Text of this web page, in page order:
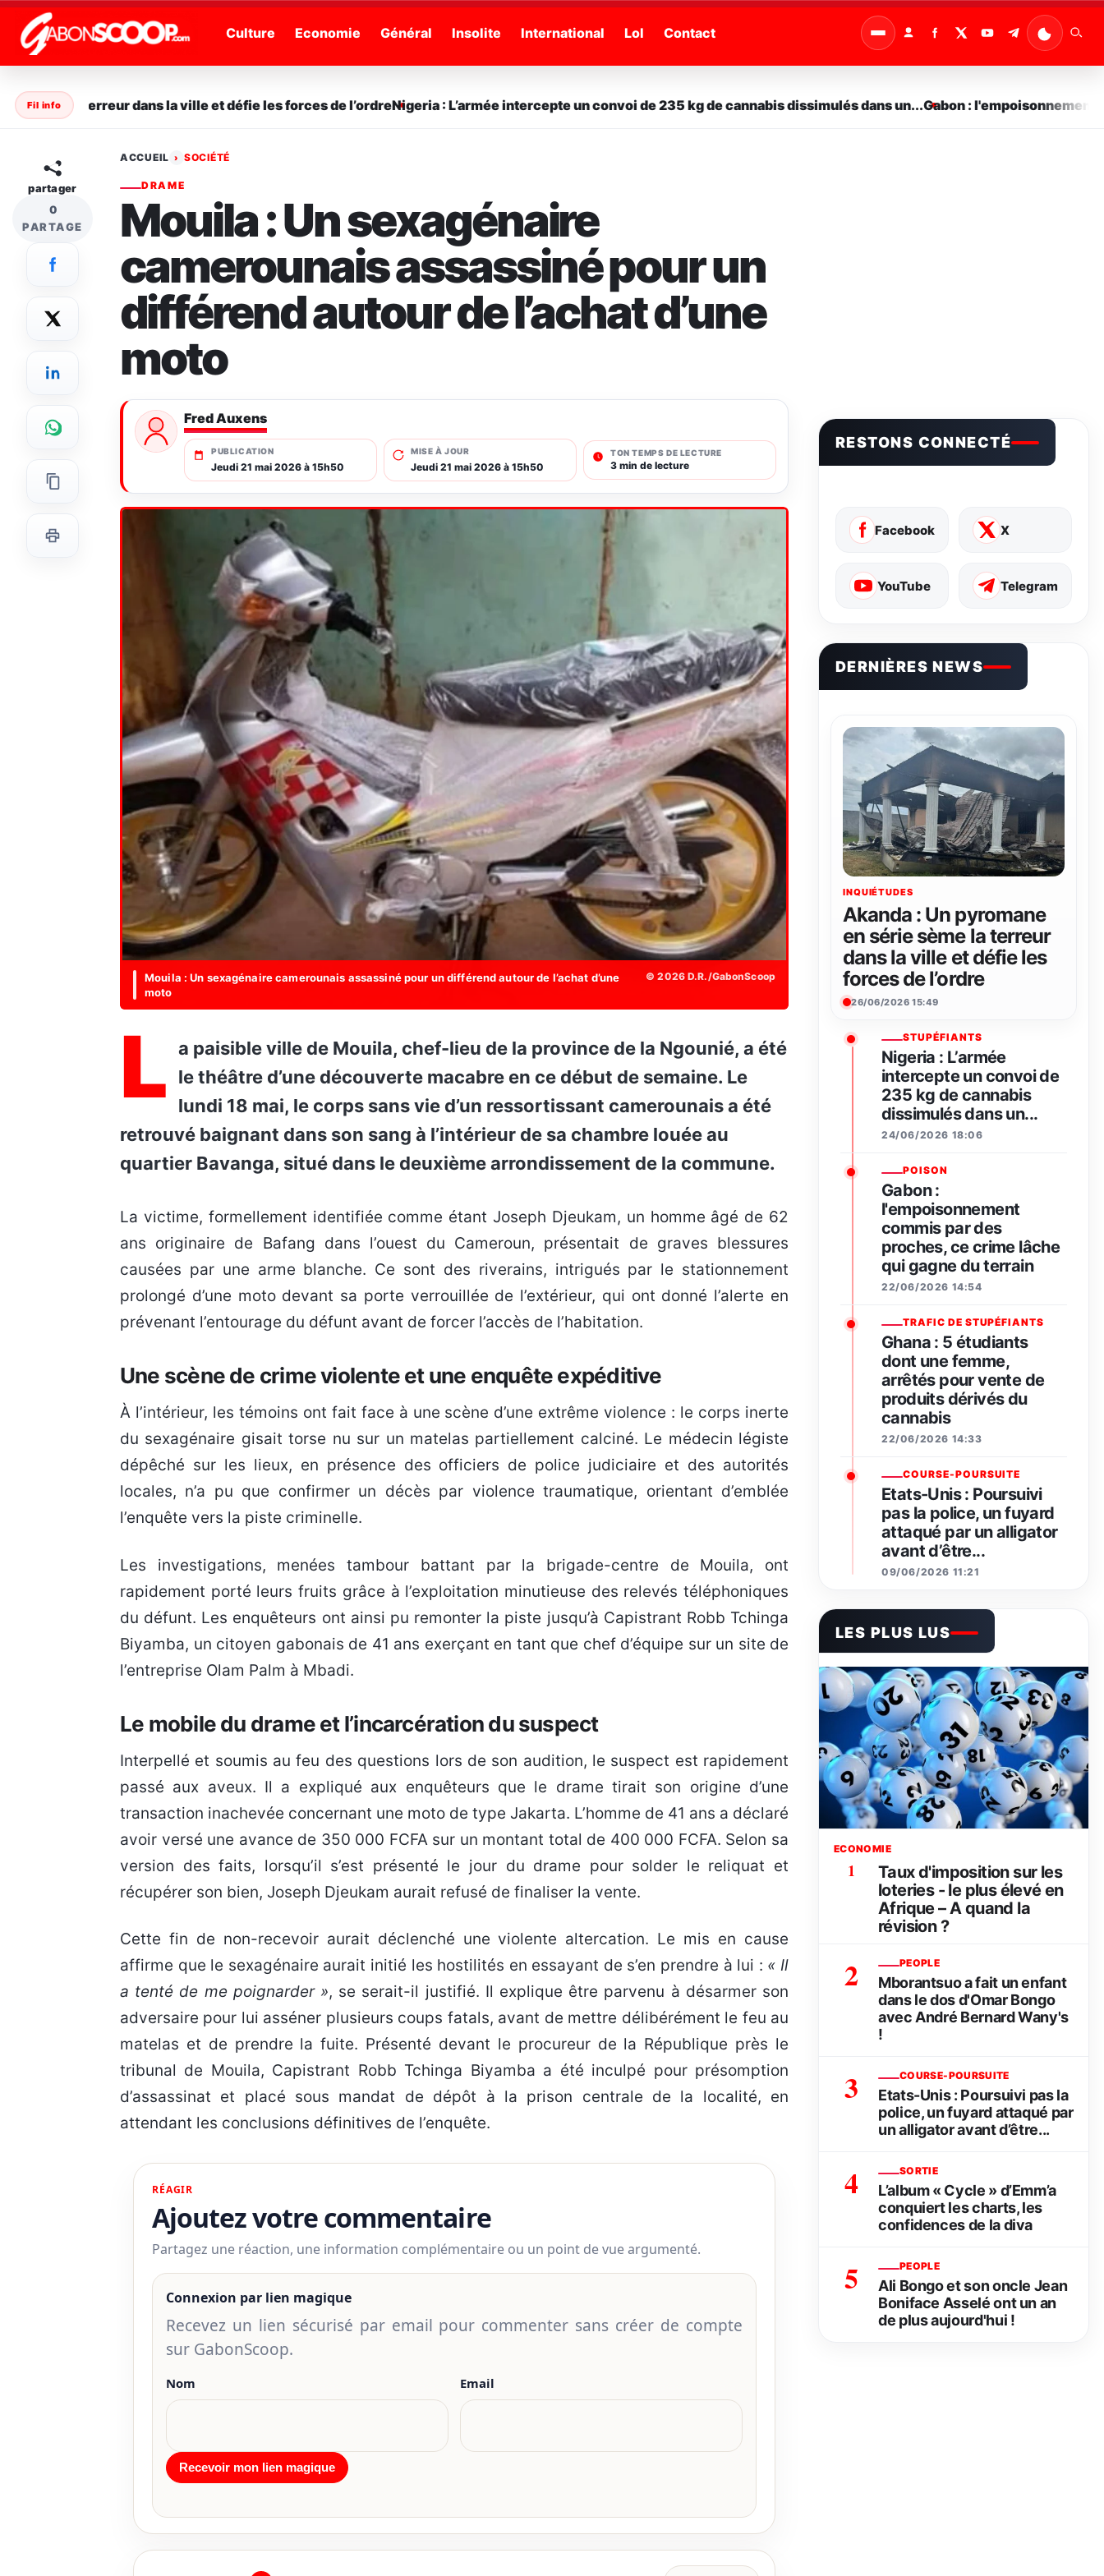
" />
Culture
Economie Général Insolite International Lol Contact
Fil info
sème la terreur dans la ville et défie les forces de l’ordreNigeria : L’armée intercepte un convoi de 235 kg de cannabis dissimulés dans un...Gabon : l'empoisonnement
partager
0
PARTAGE
ACCUEIL › SOCIÉTÉ
DRAME
Mouila : Un sexagénaire
camerounais assassiné pour un
différend autour de l’achat d’une
moto
Fred Auxens
PUBLICATION
Jeudi 21 mai 2026 à 15h50
MISE À JOUR
Jeudi 21 mai 2026 à 15h50
TON TEMPS DE LECTURE
3 min de lecture
Mouila : Un sexagénaire camerounais assassiné pour un différend autour de l’achat d’une
moto
© 2026 D.R./GabonScoop
L a paisible ville de Mouila, chef-lieu de la province de la Ngounié, a été
le théâtre d’une découverte macabre en ce début de semaine. Le
lundi 18 mai, le corps sans vie d’un ressortissant camerounais a été
retrouvé baignant dans son sang à l’intérieur de sa chambre louée au
quartier Bavanga, situé dans le deuxième arrondissement de la commune.
La victime, formellement identifiée comme étant Joseph Djeukam, un homme âgé de 62
ans originaire de Bafang dans l’ouest du Cameroun, présentait de graves blessures
causées par une arme blanche. Ce sont des riverains, intrigués par le stationnement
prolongé d’une moto devant sa porte verrouillée de l’extérieur, qui ont donné l’alerte en
prévenant l’entourage du défunt avant de forcer l’accès de l’habitation.
Une scène de crime violente et une enquête expéditive
À l’intérieur, les témoins ont fait face à une scène d’une extrême violence : le corps inerte
du sexagénaire gisait torse nu sur un matelas partiellement calciné. Le médecin légiste
dépêché sur les lieux, en présence des officiers de police judiciaire et des autorités
locales, n’a pu que confirmer un décès par violence traumatique, orientant d’emblée
l’enquête vers la piste criminelle.
Les investigations, menées tambour battant par la brigade-centre de Mouila, ont
rapidement porté leurs fruits grâce à l’exploitation minutieuse des relevés téléphoniques
du défunt. Les enquêteurs ont ainsi pu remonter la piste jusqu’à Capistrant Robb Tchinga
Biyamba, un citoyen gabonais de 41 ans exerçant en tant que chef d’équipe sur un site de
l’entreprise Olam Palm à Mbadi.
Le mobile du drame et l’incarcération du suspect
Interpellé et soumis au feu des questions lors de son audition, le suspect est rapidement
passé aux aveux. Il a expliqué aux enquêteurs que le drame tirait son origine d’une
transaction inachevée concernant une moto de type Jakarta. L’homme de 41 ans a déclaré
avoir versé une avance de 350 000 FCFA sur un montant total de 400 000 FCFA. Selon sa
version des faits, lorsqu’il s’est présenté le jour du drame pour solder le reliquat et
récupérer son bien, Joseph Djeukam aurait refusé de finaliser la vente.
Cette fin de non-recevoir aurait déclenché une violente altercation. Le mis en cause
affirme que le sexagénaire aurait initié les hostilités en essayant de s’en prendre à lui : « Il
a tenté de me poignarder », se serait-il justifié. Il explique être parvenu à désarmer son
adversaire pour lui asséner plusieurs coups fatals, avant de mettre délibérément le feu au
matelas et de prendre la fuite. Présenté devant le procureur de la République près le
tribunal de Mouila, Capistrant Robb Tchinga Biyamba a été inculpé pour présomption
d’assassinat et placé sous mandat de dépôt à la prison centrale de la localité, en
attendant les conclusions définitives de l’enquête.
RÉAGIR
Ajoutez votre commentaire
Partagez une réaction, une information complémentaire ou un point de vue argumenté.
Connexion par lien magique
Recevez un lien sécurisé par email pour commenter sans créer de compte
sur GabonScoop.
Nom Email
RESTONS CONNECTÉ
Facebook X
YouTube Telegram
DERNIÈRES NEWS
INQUIÉTUDES
Akanda : Un pyromane
en série sème la terreur
dans la ville et défie les
forces de l’ordre
26/06/2026 15:49
STUPÉFIANTS
Nigeria : L’armée
intercepte un convoi de
235 kg de cannabis
dissimulés dans un...
24/06/2026 18:06
POISON
Gabon :
l'empoisonnement
commis par des
proches, ce crime lâche
qui gagne du terrain
22/06/2026 14:54
TRAFIC DE STUPÉFIANTS
Ghana : 5 étudiants
dont une femme,
arrêtés pour vente de
produits dérivés du
cannabis
22/06/2026 14:33
COURSE-POURSUITE
Etats-Unis : Poursuivi
pas la police, un fuyard
attaqué par un alligator
avant d’être...
09/06/2026 11:21
LES PLUS LUS
ECONOMIE
1
Taux d'imposition sur les
loteries - le plus élevé en
Afrique – A quand la
révision ?
2 PEOPLE
Mborantsuo a fait un enfant
dans le dos d'Omar Bongo
avec André Bernard Wany's
!
3 COURSE-POURSUITE
Etats-Unis : Poursuivi pas la
police, un fuyard attaqué par
un alligator avant d’être...
4 SORTIE
L’album « Cycle » d’Emm’a
conquiert les charts, les
confidences de la diva
5 PEOPLE
Ali Bongo et son oncle Jean
Boniface Asselé ont un an
de plus aujourd'hui !